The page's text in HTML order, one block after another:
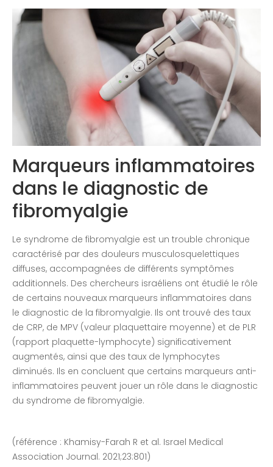
Congrès 2020
Marqueurs inflammatoires
dans le diagnostic de
fibromyalgie
Le syndrome de fibromyalgie est un trouble chronique
caractérisé par des douleurs musculosquelettiques
diffuses, accompagnées de différents symptômes
additionnels. Des chercheurs israéliens ont étudié le rôle
de certains nouveaux marqueurs inflammatoires dans
le diagnostic de la fibromyalgie. Ils ont trouvé des taux
de CRP, de MPV (valeur plaquettaire moyenne) et de PLR
(rapport plaquette-lymphocyte) significativement
augmentés, ainsi que des taux de lymphocytes
diminués. Ils en concluent que certains marqueurs anti-
inflammatoires peuvent jouer un rôle dans le diagnostic
du syndrome de fibromyalgie.
(référence : Khamisy-Farah R et al. Israel Medical
Association Journal. 2021;23:801)